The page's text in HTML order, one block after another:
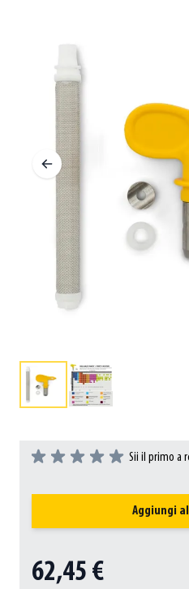
Sii il primo a
Aggiungi
62,45 €